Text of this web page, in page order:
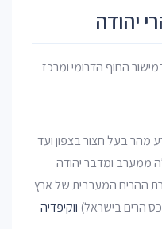
יהודה
החוף הדרומי ומרכז
מהר בעל חצור בצפון ועד
ממערב ומדבר יהודה
ההרים המערבית של ארץ
הרים בישראל) ווקיפדיה